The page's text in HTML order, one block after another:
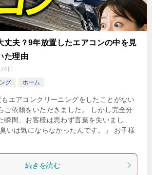
丈夫？9年放置したエアコンの中を見
た理由
日
グ
ホーム
エアコンクリーニングをしたことがない
ご依頼をいただきました。 しかし完全分
瞬間、お客様は思わず言葉を失いまし
いは気にならなかったんです。」 お子様
続きを読む